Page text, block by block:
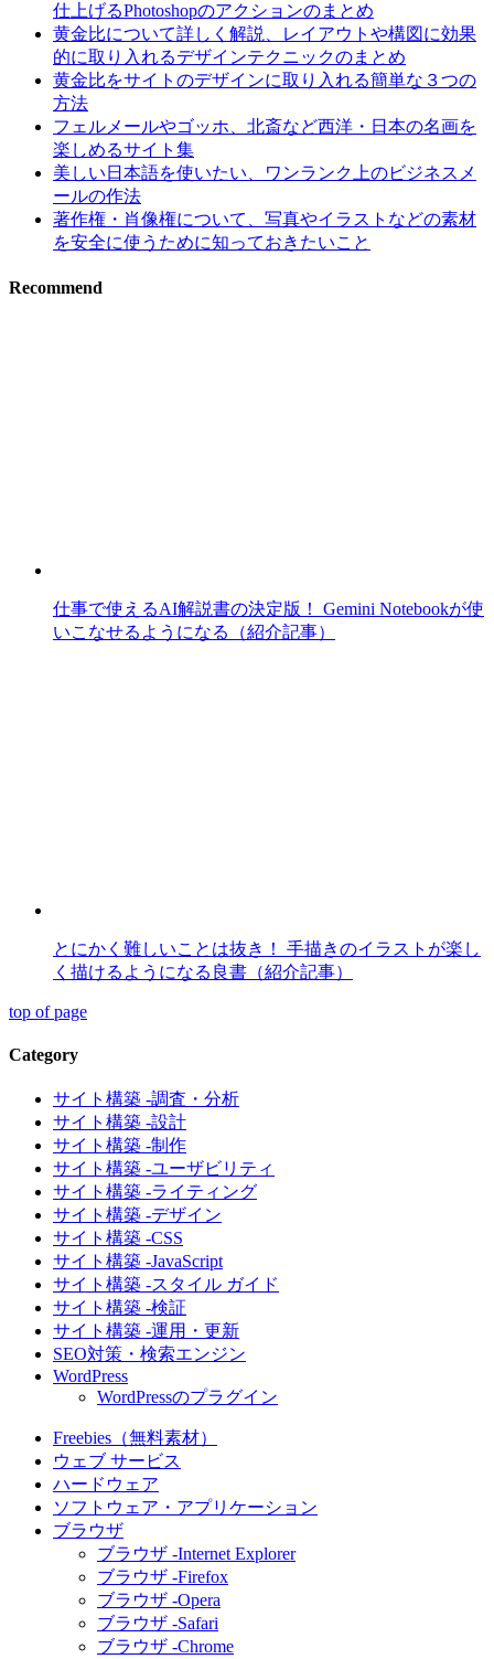
仕上げるPhotoshopのアクションのまとめ
黄金比について詳しく解説、レイアウトや構図に効果
的に取り入れるデザインテクニックのまとめ
黄金比をサイトのデザインに取り入れる簡単な３つの
方法
フェルメールやゴッホ、北斎など西洋・日本の名画を
楽しめるサイト集
美しい日本語を使いたい、ワンランク上のビジネスメ
ールの作法
著作権・肖像権について、写真やイラストなどの素材
を安全に使うために知っておきたいこと
Recommend
仕事で使えるAI解説書の決定版！ Gemini Notebookが使
いこなせるようになる（紹介記事）
とにかく難しいことは抜き！ 手描きのイラストが楽し
く描けるようになる良書（紹介記事）
top of page
Category
サイト構築 -調査・分析
サイト構築 -設計
サイト構築 -制作
サイト構築 -ユーザビリティ
サイト構築 -ライティング
サイト構築 -デザイン
サイト構築 -CSS
サイト構築 -JavaScript
サイト構築 -スタイル ガイド
サイト構築 -検証
サイト構築 -運用・更新
SEO対策・検索エンジン
WordPress
WordPressのプラグイン
Freebies（無料素材）
ウェブ サービス
ハードウェア
ソフトウェア・アプリケーション
ブラウザ
ブラウザ -Internet Explorer
ブラウザ -Firefox
ブラウザ -Opera
ブラウザ -Safari
ブラウザ -Chrome